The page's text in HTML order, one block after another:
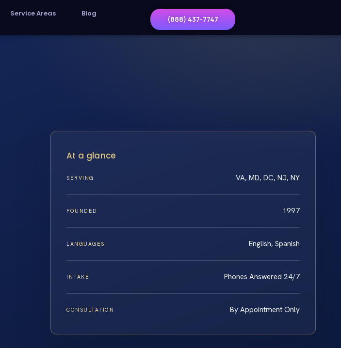
Service Areas
Blog
(888) 437-7747
At a glance
SERVING VA, MD, DC, NJ, NY
FOUNDED 1997
LANGUAGES English, Spanish
INTAKE Phones Answered 24/7
CONSULTATION By Appointment Only